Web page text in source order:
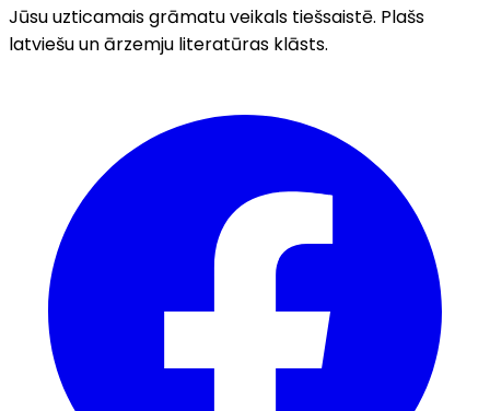
Jūsu uzticamais grāmatu veikals tiešsaistē. Plašs
latviešu un ārzemju literatūras klāsts.